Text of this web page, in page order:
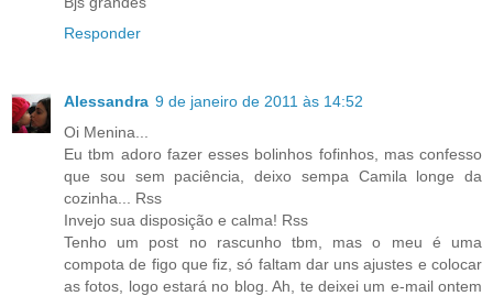
Responder
Alessandra 9 de janeiro de 2011 às 14:52
Oi Menina...
Eu tbm adoro fazer esses bolinhos fofinhos, mas confesso
que sou sem paciência, deixo sempa Camila longe da
cozinha... Rss
Invejo sua disposição e calma! Rss
Tenho um post no rascunho tbm, mas o meu é uma
compota de figo que fiz, só faltam dar uns ajustes e colocar
as fotos, logo estará no blog. Ah, te deixei um e-mail ontem